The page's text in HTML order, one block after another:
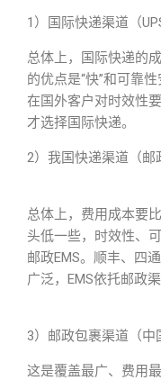
1）国际快递渠道（
总体上，国际快递的
的优点是“快”和可靠
在国外客户对时效性
才选择国际快递。
2）我国快递渠道（邮
总体上，费用成本要
头低一些，时效性、
邮政EMS。顺丰、四
广泛，EMS依托邮政
3）邮政包裹渠道（中
这是覆盖最广、费用